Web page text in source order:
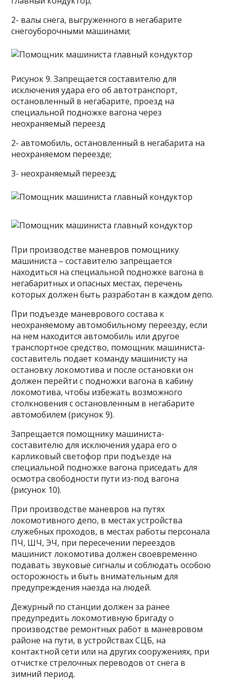
2- валы снега, выгруженного в негабарите
снегоуборочными машинами;
Рисунок 9. Запрещается составителю для
исключения удара его об автотранспорт,
остановленный в негабарите, проезд на
специальной подножке вагона через
неохраняемый переезд
2- автомобиль, остановленный в негабарита на
неохраняемом переезде;
3- неохраняемый переезд;
При производстве маневров помощнику
машиниста – составителю запрещается
находиться на специальной подножке вагона в
негабаритных и опасных местах, перечень
которых должен быть разработан в каждом депо.
При подъезде маневрового состава к
неохраняемому автомобильному переезду, если
на нем находится автомобиль или другое
транспортное средство, помощник машиниста-
составитель подает команду машинисту на
остановку локомотива и после остановки он
должен перейти с подножки вагона в кабину
локомотива, чтобы избежать возможного
столкновения с остановленным в негабарите
автомобилем (рисунок 9).
Запрещается помощнику машиниста-
составителю для исключения удара его о
карликовый светофор при подъезде на
специальной подножке вагона приседать для
осмотра свободности пути из-под вагона
(рисунок 10).
При производстве маневров на путях
локомотивного депо, в местах устройства
служебных проходов, в местах работы персонала
ПЧ, ШЧ, ЭЧ, при пересечении переездов
машинист локомотива должен своевременно
подавать звуковые сигналы и соблюдать особою
осторожность и быть внимательным для
предупреждения наезда на людей.
Дежурный по станции должен за ранее
предупредить локомотивную бригаду о
производстве ремонтных работ в маневровом
районе на пути, в устройствах СЦБ, на
контактной сети или на других сооружениях, при
отчистке стрелочных переводов от снега в
зимний период.